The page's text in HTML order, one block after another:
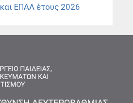
και ΕΠΑΛ έτους 2026